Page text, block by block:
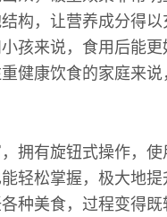
构，让营养成分得以
孩来说，食用后能更
健康饮食的家庭来
拥有旋钮式操作，使
轻松掌握，极大地
种美食，过程变得既